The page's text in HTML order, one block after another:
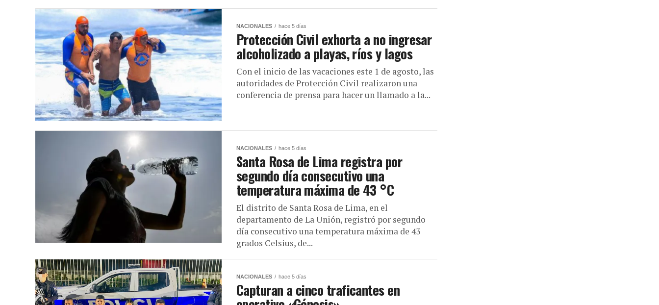
NACIONALES hace 5 días
Protección Civil exhorta a no ingresar
alcoholizado a playas, ríos y lagos
Con el inicio de las vacaciones este 1 de agosto, las
autoridades de Protección Civil realizaron una
conferencia de prensa para hacer un llamado a la...
NACIONALES hace 5 días
Santa Rosa de Lima registra por
segundo día consecutivo una
temperatura máxima de 43 °C
El distrito de Santa Rosa de Lima, en el
departamento de La Unión, registró por segundo
día consecutivo una temperatura máxima de 43
grados Celsius, de...
NACIONALES hace 5 días
Capturan a cinco traficantes en